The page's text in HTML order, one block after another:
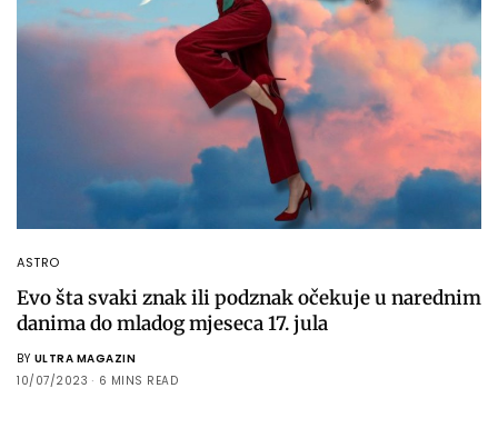
ASTRO
Evo šta svaki znak ili podznak očekuje u narednim
danima do mladog mjeseca 17. jula
BY ULTRA MAGAZIN
10/07/2023
6 MINS READ